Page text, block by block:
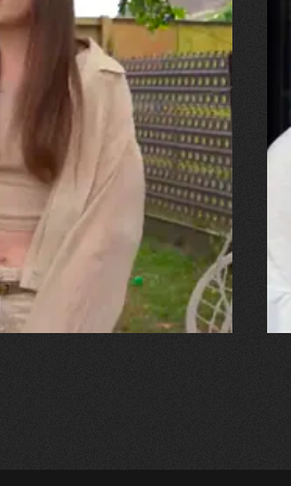
Папроцькі
від моря,
Я ледве
племінницю"